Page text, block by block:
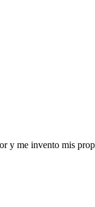
y me invento mis